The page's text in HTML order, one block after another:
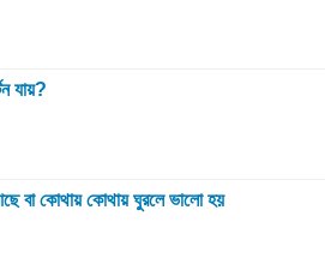
যায়?
বা কোথায় কোথায় ঘুরলে ভালো হয়